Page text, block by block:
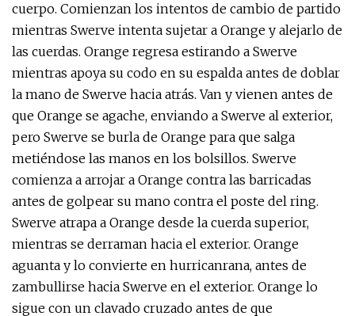
cuerpo. Comienzan los intentos de cambio de partido
mientras Swerve intenta sujetar a Orange y alejarlo de
las cuerdas. Orange regresa estirando a Swerve
mientras apoya su codo en su espalda antes de doblar
la mano de Swerve hacia atrás. Van y vienen antes de
que Orange se agache, enviando a Swerve al exterior,
pero Swerve se burla de Orange para que salga
metiéndose las manos en los bolsillos. Swerve
comienza a arrojar a Orange contra las barricadas
antes de golpear su mano contra el poste del ring.
Swerve atrapa a Orange desde la cuerda superior,
mientras se derraman hacia el exterior. Orange
aguanta y lo convierte en hurricanrana, antes de
zambullirse hacia Swerve en el exterior. Orange lo
sigue con un clavado cruzado antes de que